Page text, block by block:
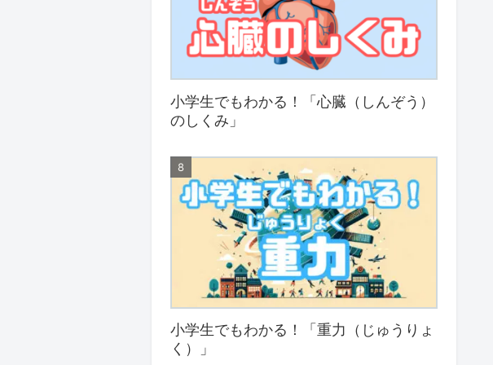
小学生でもわかる！「心臓（しんぞう）
のしくみ」
小学生でもわかる！「重力（じゅうりょ
く）」